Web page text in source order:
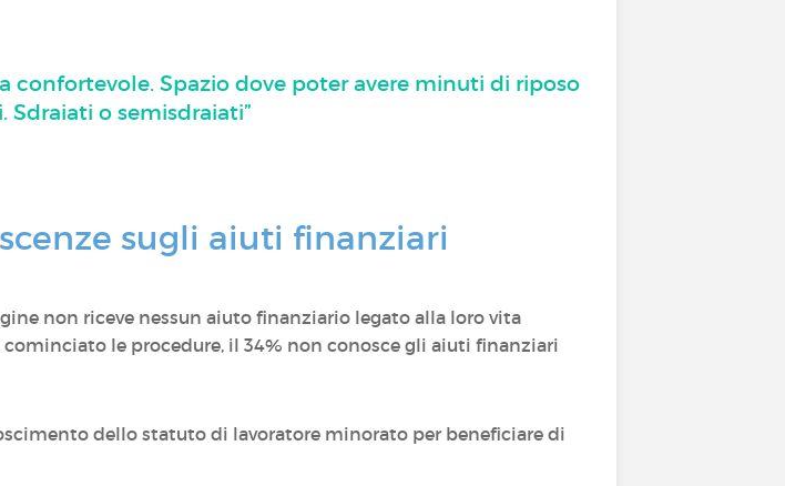
Spazio dove poter avere minuti di riposo
Sdraiati o semisdraiati”
sugli aiuti finanziari
non riceve nessun aiuto finanziario legato alla loro vita
cominciato le procedure, il 34% non conosce gli aiuti finanziari
dello statuto di lavoratore minorato per beneficiare di